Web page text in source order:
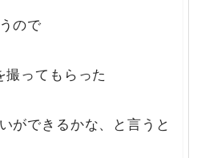
ので
撮ってもらった
ができるかな、と言うと